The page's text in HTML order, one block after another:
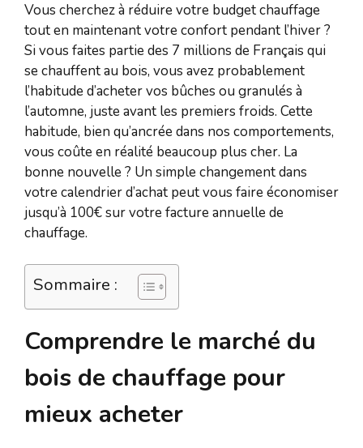
Vous cherchez à réduire votre budget chauffage
tout en maintenant votre confort pendant l’hiver ?
Si vous faites partie des 7 millions de Français qui
se chauffent au bois, vous avez probablement
l’habitude d’acheter vos bûches ou granulés à
l’automne, juste avant les premiers froids. Cette
habitude, bien qu’ancrée dans nos comportements,
vous coûte en réalité beaucoup plus cher. La
bonne nouvelle ? Un simple changement dans
votre calendrier d’achat peut vous faire économiser
jusqu’à 100€ sur votre facture annuelle de
chauffage.
Sommaire :
Comprendre le marché du
bois de chauffage pour
mieux acheter